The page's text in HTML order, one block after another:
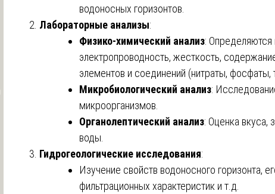
водоносных горизонтов.
Лабораторные анализы:
Физико-химический анализ: Определяются
электропроводность, жесткость,
элементов и соединений (нитраты,
Микробиологический анализ:
микроорганизмов.
Органолептический анализ: Оценка вкуса,
воды.
Гидрогеологические исследования:
Изучение свойств водоносного горизонта,
фильтрационных характеристик и т.д.